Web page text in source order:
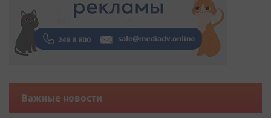
Важные новости